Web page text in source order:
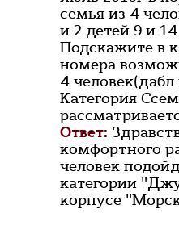
семья из 4
и 2 детей 9 и
Подскажите в
номера
4
Категория
Ответ:
комфортного
человек
категории
корпусе